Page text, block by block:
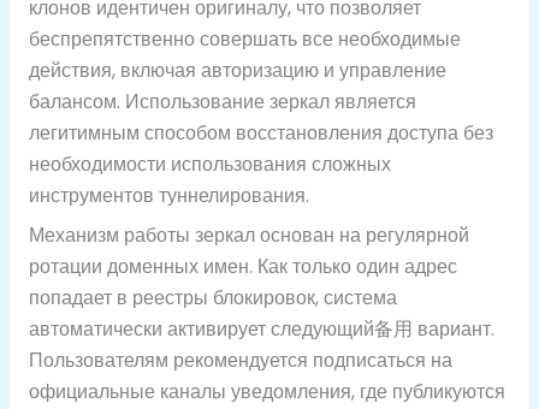
клонов идентичен оригиналу, что позволяет
беспрепятственно совершать все необходимые
действия, включая авторизацию и управление
балансом. Использование зеркал является
легитимным способом восстановления доступа без
необходимости использования сложных
инструментов туннелирования.
Механизм работы зеркал основан на регулярной
ротации доменных имен. Как только один адрес
попадает в реестры блокировок, система
автоматически активирует следующий备用 вариант.
Пользователям рекомендуется подписаться на
официальные каналы уведомления, где публикуются